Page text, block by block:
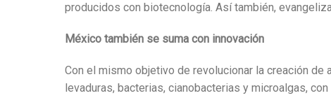
producidos con biotecnología. Así también,
México también se suma con innovación
Con el mismo objetivo de revolucionar la creación
levaduras, bacterias, cianobacterias y microalgas,